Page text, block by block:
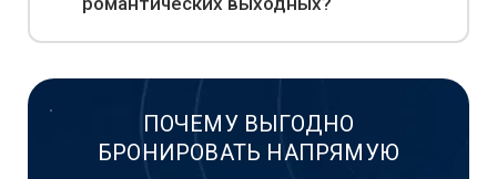
ПОЧЕМУ ВЫГОДНО
БРОНИРОВАТЬ НАПРЯМУЮ